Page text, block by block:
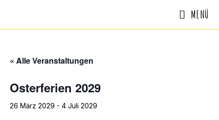
MENÜ
« Alle Veranstaltungen
Osterferien 2029
26 März 2029 - 4 Juli 2029